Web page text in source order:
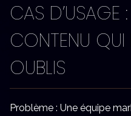
CAS D’USAGE
CONTENU QUI
OUBLIS
Problème : Une équipe